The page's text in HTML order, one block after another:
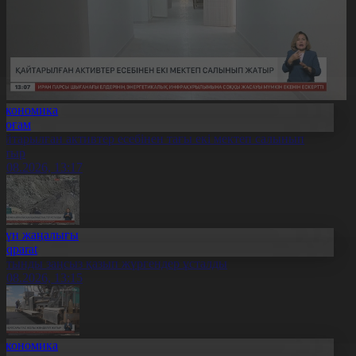
активтер есебінен тағы екі мектеп салынып
13:17
жаңалығы
заңсыз қазып жүргендер ұсталды
13:15